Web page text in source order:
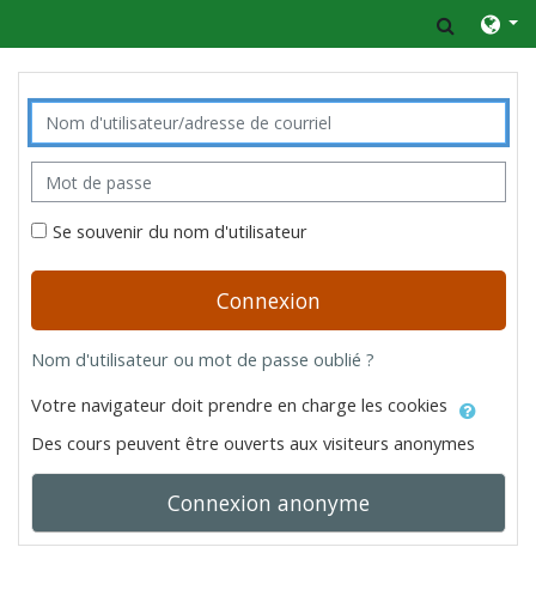
Nom d'utilisateur/adresse de courriel
Mot de passe
Se souvenir du nom d'utilisateur
Connexion
Nom d'utilisateur ou mot de passe oublié ?
Votre navigateur doit prendre en charge les cookies
Des cours peuvent être ouverts aux visiteurs anonymes
Connexion anonyme